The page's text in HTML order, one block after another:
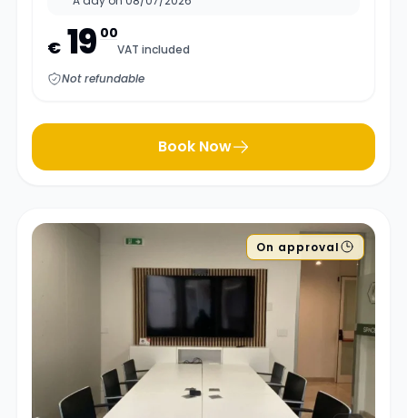
€ 19 00
VAT included
Not refundable
Book Now
On approval